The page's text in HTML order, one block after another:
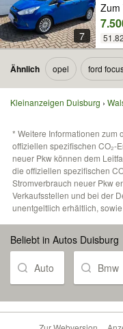
7
Zum
Ähnlich opel ford
Kleinanzeigen Duisburg
* Weitere Informationen zum
offiziellen spezifischen CO₂-
neuer Pkw können dem
die offiziellen spezifischen
Stromverbrauch neuer Pkw
Verkaufsstellen und bei der
unentgeltlich erhältlich,
Beliebt in Autos Duisburg
Auto Bmw